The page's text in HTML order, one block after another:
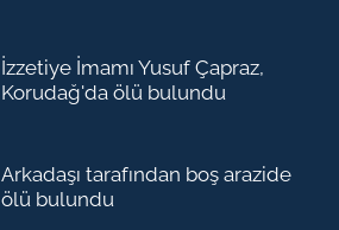
İzzetiye İmamı Yusuf Çapraz,
Korudağ'da ölü bulundu
Arkadaşı tarafından boş arazide
ölü bulundu